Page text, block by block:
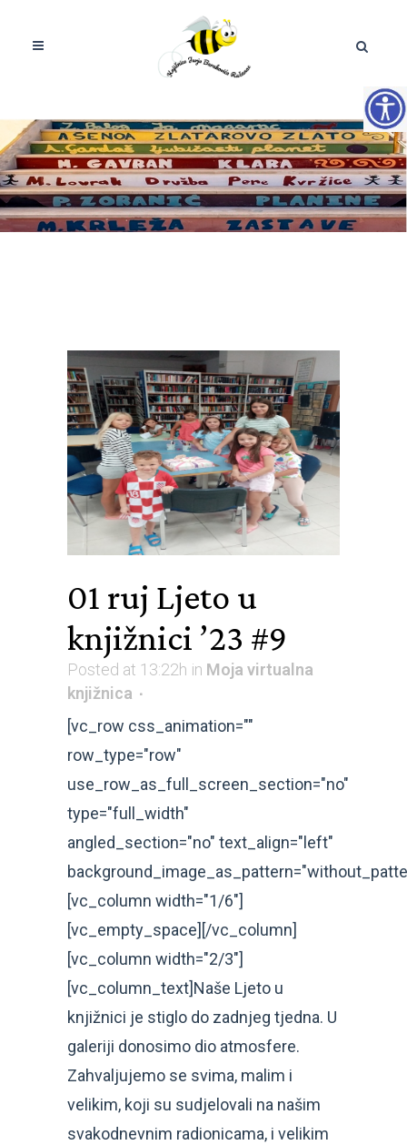
01 ruj Ljeto u
knjižnici ’23 #9
Posted at 13:22h in Moja virtualna
knjižnica
[vc_row css_animation=""
row_type="row"
use_row_as_full_screen_section="no"
type="full_width"
angled_section="no" text_align="left"
[vc_column width="1/6"]
[vc_empty_space][/vc_column]
[vc_column width="2/3"]
[vc_column_text]Naše Ljeto u
knjižnici je stiglo do zadnjeg tjedna. U
galeriji donosimo dio atmosfere.
Zahvaljujemo se svima, malim i
velikim, koji su sudjelovali na našim
svakodnevnim radionicama, i velikim